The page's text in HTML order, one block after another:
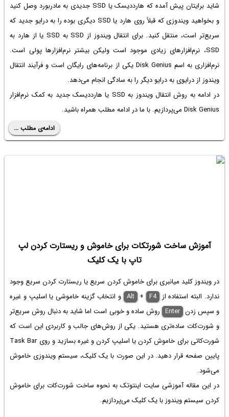
شاید برایتان پیش آمده که هارددیسک یا SSD جدیدی به مادربورد وصل کنید
و بخواهید ویندوزی که قبلاً‌ روی هارد یا SSD دیگری بوده را به درایو جدید که
سریع‌تر است، منتقل کنید. برای انتقال ویندوز از SSD به SSD
یا از هارد به
SSD، نرم‌افزارهای زیادی موجود است ولیکن بیشتر نرم‌افزارها پولی است.
نرم‌افزاری به اسم Disk Genius یکی از برنامه‌های رایگان است و فرآیند انتقال
ویندوز از درایوی به درایو دیگر را به سادگی انجام می‌دهد.
در ادامه به روش انتقال ویندوز به SSD یا هارددیسک جدید به کمک نرم‌افزار
Disk Genius می‌پردازیم. با ما در ادامه مطلب همراه باشید.
ادامه‌ی مطلب ...
آموزش ساخت شورتکات برای خاموش و ریستارت کردن لپ
تاپ با یک کلیک
در ویندوز کلید میانبری برای خاموش کردن سریع یا ریستارت کردن سریع وجود
ندارد. البته استفاده از
Alt + F4
و انتخاب گزینه خاموشی یا اسلیپ و غیره
و سپس زدن Enter روش ساده و خوبی است اما شاید به دنبال روش سریع‌تر
و شورت‌کات ساده‌تری هستید. یکی از روش‌های جالب و کاربردی این است که
شورت‌کاتی برای خاموش کردن یا اسلیپ کردن و غیره بسازید و روی Task Bar
پایین صفحه قرار دهید. در این صورت با یک کلیک، سیستم ویندوزی خاموش
می‌شود.
در این مقاله آموزشی سایت اینتوتک به نحوه ساخت شورت‌کات برای خاموش
کردن سیستم ویندوز با یک کلیک می‌پردازیم.